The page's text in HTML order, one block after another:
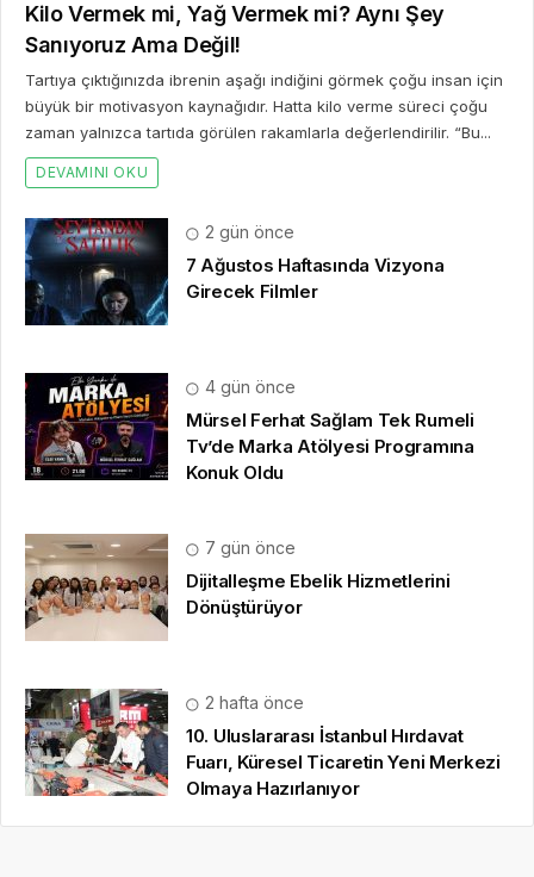
Kilo Vermek mi, Yağ Vermek mi? Aynı Şey
Sanıyoruz Ama Değil!
Tartıya çıktığınızda ibrenin aşağı indiğini görmek çoğu insan için
büyük bir motivasyon kaynağıdır. Hatta kilo verme süreci çoğu
zaman yalnızca tartıda görülen rakamlarla değerlendirilir. “Bu...
DEVAMINI OKU
2 gün önce
7 Ağustos Haftasında Vizyona
Girecek Filmler
4 gün önce
Mürsel Ferhat Sağlam Tek Rumeli
Tv’de Marka Atölyesi Programına
Konuk Oldu
7 gün önce
Dijitalleşme Ebelik Hizmetlerini
Dönüştürüyor
2 hafta önce
10. Uluslararası İstanbul Hırdavat
Fuarı, Küresel Ticaretin Yeni Merkezi
Olmaya Hazırlanıyor